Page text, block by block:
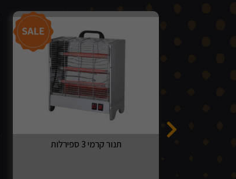
תנור קרמי 3 ספירלות